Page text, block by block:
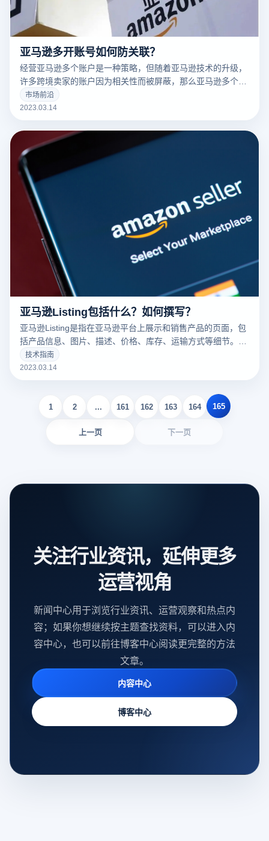
亚马逊多开账号如何防关联？
经营亚马逊多个账户是一种策略，但随着亚马逊技术的升级，
许多跨境卖家的账户因为相关性而被屏蔽，那么亚马逊多个账
户和多个商店的卖家如何防止相关性呢？有什么好的防关联方
法？
市场前沿
2023.03.14
亚马逊Listing包括什么？如何撰写？
亚马逊Listing是指在亚马逊平台上展示和销售产品的页面，包
括产品信息、图片、描述、价格、库存、运输方式等细节。一
个好的亚马逊Listing可以吸引更多的潜在买家，增加销量。以
下云登录指纹浏览器关于亚马逊Listing包括什么？如何撰写？
技术指南
2023.03.14
上一页
1 2 ... 161 162 163 164 165
下一页
关注行业资讯，延伸更多
运营视角
新闻中心用于浏览行业资讯、运营观察和热点内
容；如果你想继续按主题查找资料，可以进入内
容中心，也可以前往博客中心阅读更完整的方法
文章。
内容中心
博客中心